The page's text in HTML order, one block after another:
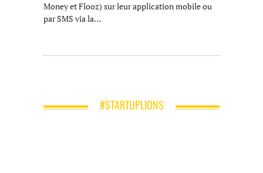
Money et Flooz) sur leur application mobile ou
par SMS via la…
#STARTUPLIONS